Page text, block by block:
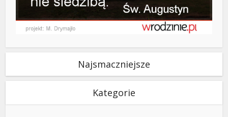
Najsmaczniejsze
Kategorie